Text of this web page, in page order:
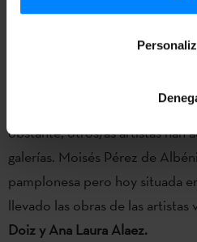
esta edición de ARCO. La
Sergio Prego y Raul Domínguez
obstante, otros/as artistas han
galerías. Moisés Pérez de
pamplonesa pero hoy situada
llevado las obras de las artistas
Doiz y Ana Laura Alaez.